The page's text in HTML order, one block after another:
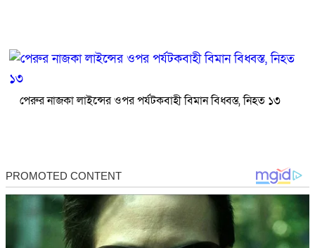
পেরুর নাজকা লাইন্সের ওপর পর্যটকবাহী বিমান বিধ্বস্ত, নিহত ১৩